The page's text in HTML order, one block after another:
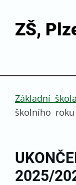
ZŠ,
Základní
školního
2025/